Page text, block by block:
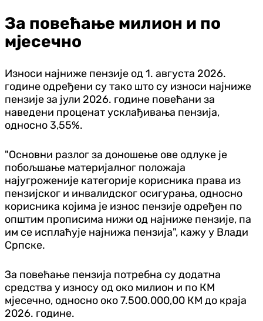
За повећање милион и по
мјесечно
Износи најниже пензије од 1. августа 2026.
године одређени су тако што су износи најниже
пензије за јули 2026. године повећани за
наведени проценат усклађивања пензија,
односно 3,55%.
"Основни разлог за доношење ове одлуке је
побољшање материјалног положаја
најугроженије категорије корисника права из
пензијског и инвалидског осигурања, односно
корисника којима је износ пензије одређен по
општим прописима нижи од најниже пензије, па
им се исплаћује најнижа пензија", кажу у Влади
Српске.
За повећање пензија потребна су додатна
средства у износу од око милион и по КМ
мјесечно, односно око 7.500.000,00 КМ до краја
2026. године.